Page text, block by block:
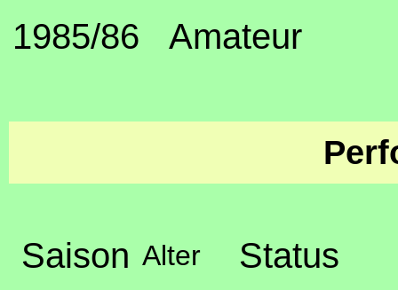
1985/86
Amateur
Saison Alter Status